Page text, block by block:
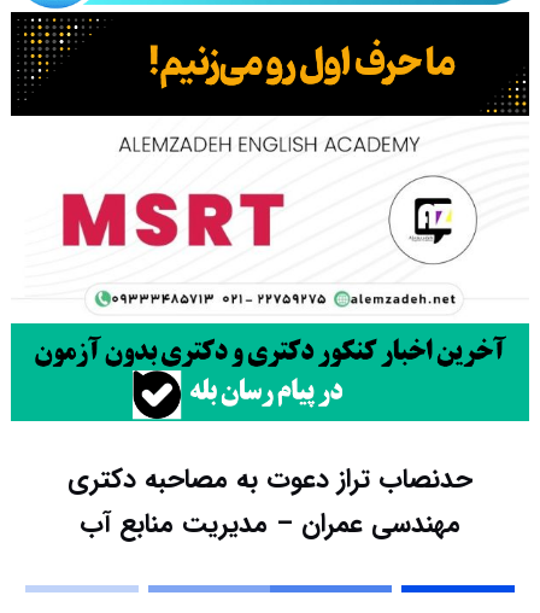
حدنصاب تراز دعوت به مصاحبه دکتری
مهندسی عمران – مدیریت منابع آب